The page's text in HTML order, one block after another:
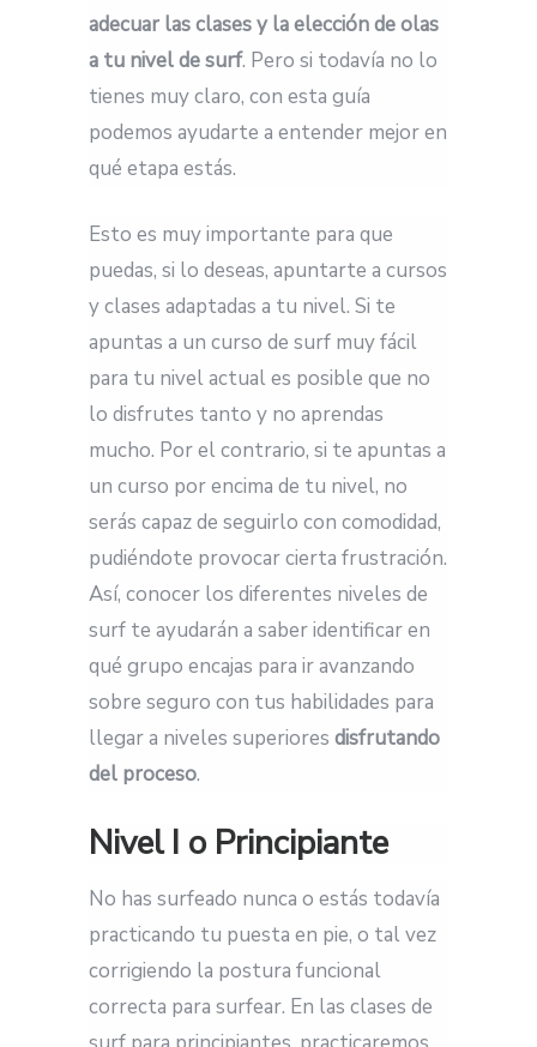
adecuar las clases y la elección de olas
a tu nivel de surf. Pero si todavía no lo
tienes muy claro, con esta guía
podemos ayudarte a entender mejor en
qué etapa estás.
Esto es muy importante para que
puedas, si lo deseas, apuntarte a cursos
y clases adaptadas a tu nivel. Si te
apuntas a un curso de surf muy fácil
para tu nivel actual es posible que no
lo disfrutes tanto y no aprendas
mucho. Por el contrario, si te apuntas a
un curso por encima de tu nivel, no
serás capaz de seguirlo con comodidad,
pudiéndote provocar cierta frustración.
Así, conocer los diferentes niveles de
surf te ayudarán a saber identificar en
qué grupo encajas para ir avanzando
sobre seguro con tus habilidades para
llegar a niveles superiores disfrutando
del proceso.
Nivel I o Principiante
No has surfeado nunca o estás todavía
practicando tu puesta en pie, o tal vez
corrigiendo la postura funcional
correcta para surfear. En las clases de